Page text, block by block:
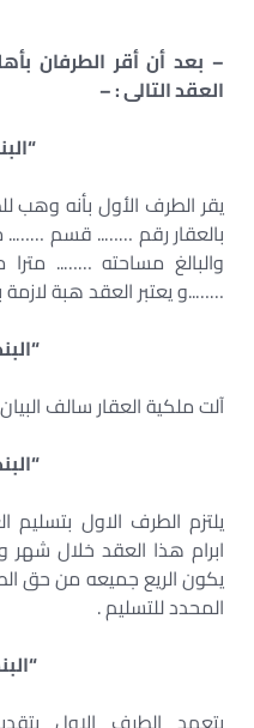
– بعد أن أقر الطرفان
العقد التالى : –
يقر الطرف الأول بأنه وهب
بالعقار رقم …….. قسم
والبالغ مساحته ……..
……..و يعتبر العقد هبة
آلت ملكية العقار سالف
يلتزم الطرف الاول بتسليم
ابرام هذا العقد خلال شهر
يكون الريع جميعه من حق
المحدد للتسليم .